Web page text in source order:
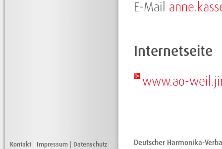
E-Mail
Internetseite
www.ao-
Deutscher Harmonika-
Kontakt Impressum Datenschutz